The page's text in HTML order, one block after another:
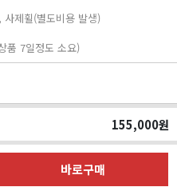
제휠(별도비용 발생)
품 7일정도 소요)
155,000원